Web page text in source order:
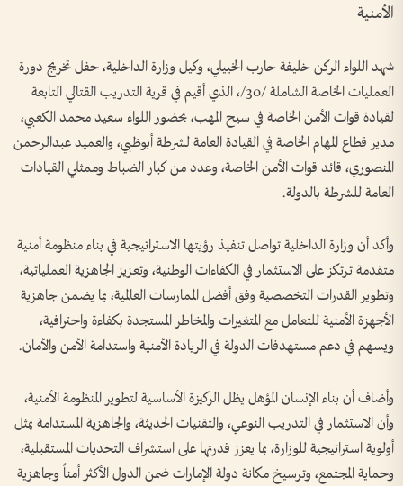
الأمنية
شهد اللواء الركن خليفة حارب الخييلي، وكيل وزارة الداخلية، حفل تخريج دورة
العمليات الخاصة الشاملة /30/، الذي أقيم في قرية التدريب القتالي التابعة
لقيادة قوات الأمن الخاصة في سيح المهب، بحضور اللواء سعيد محمد الكعبي،
مدير قطاع المهام الخاصة في القيادة العامة لشرطة أبوظبي، والعميد عبدالرحمن
المنصوري، قائد قوات الأمن الخاصة، وعدد من كبار الضباط وممثلي القيادات
العامة للشرطة بالدولة.
وأكد أن وزارة الداخلية تواصل تنفيذ رؤيتها الاستراتيجية في بناء منظومة أمنية
متقدمة ترتكز على الاستثمار في الكفاءات الوطنية، وتعزيز الجاهزية العملياتية،
وتطوير القدرات التخصصية وفق أفضل الممارسات العالمية، بما يضمن جاهزية
الأجهزة الأمنية للتعامل مع المتغيرات والمخاطر المستجدة بكفاءة واحترافية،
ويسهم في دعم مستهدفات الدولة في الريادة الأمنية واستدامة الأمن والأمان.
وأضاف أن بناء الإنسان المؤهل يظل الركيزة الأساسية لتطوير المنظومة الأمنية،
وأن الاستثمار في التدريب النوعي، والتقنيات الحديثة، والجاهزية المستدامة يمثل
أولوية استراتيجية للوزارة، بما يعزز قدرتها على استشراف التحديات المستقبلية،
وحماية المجتمع، وترسيخ مكانة دولة الإمارات ضمن الدول الأكثر أمناً وجاهزية